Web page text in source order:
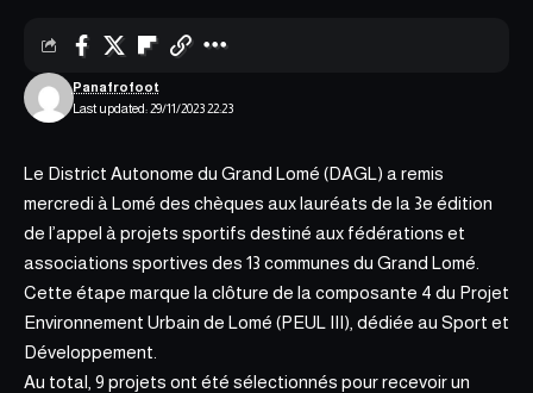
Last updated: 29/11/2023 22:23
Panafrofoot
Le District Autonome du Grand Lomé (DAGL) a remis
mercredi à Lomé des chèques aux lauréats de la 3e édition
de l’appel à projets sportifs destiné aux fédérations et
associations sportives des 13 communes du Grand Lomé.
Cette étape marque la clôture de la composante 4 du Projet
Environnement Urbain de Lomé (PEUL III), dédiée au Sport et
Développement.
Au total, 9 projets ont été sélectionnés pour recevoir un